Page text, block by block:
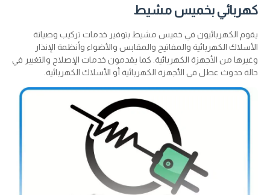
كهربائي بخميس مشيط
يقوم الكهربائيون في خميس مشيط بتوفير خدمات تركيب وصيانة
الأسلاك الكهربائية والمفاتيح والمقابس والأضواء وأنظمة الإنذار
وغيرها من الأجهزة الكهربائية. كما يقدمون خدمات الإصلاح والتغيير في
حالة حدوث عطل في الأجهزة الكهربائية أو الأسلاك الكهربائية.